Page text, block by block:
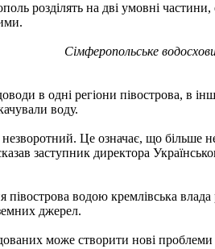
розділять на дві умовні
Сімферопольське
в одні регіони півострова, в
воду.
Це означає, що більше
заступник директора
півострова водою кремлівська
джерел.
може створити нові